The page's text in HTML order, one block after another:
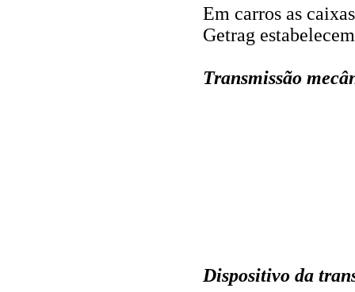
Em carros as
Getrag
Transmissão
Dispositivo da